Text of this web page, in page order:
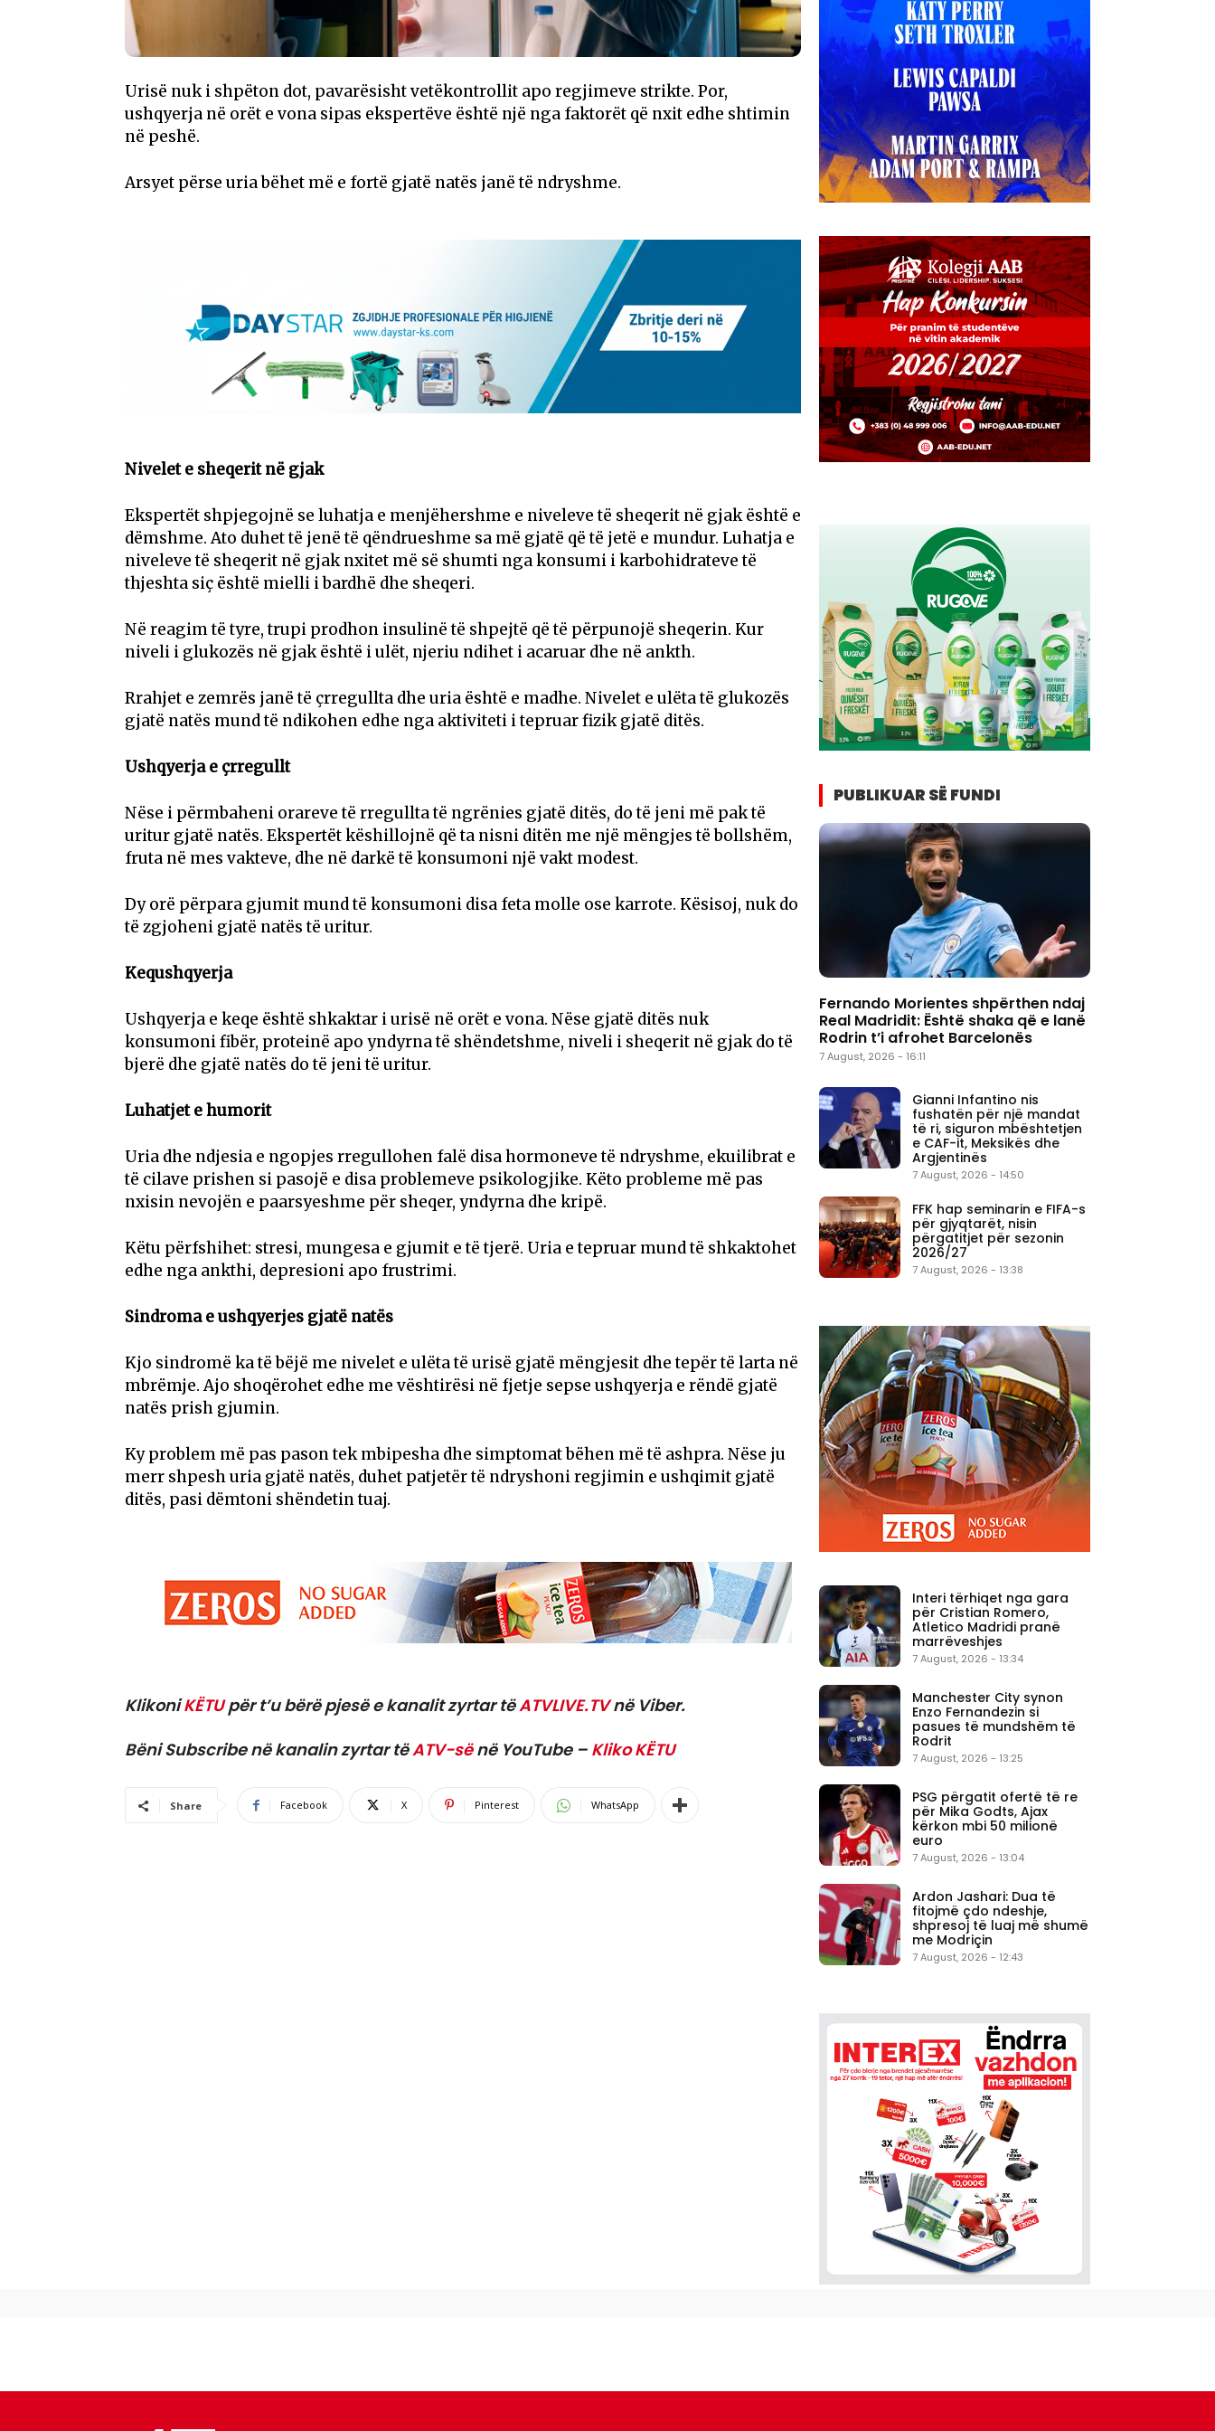
Urisë nuk i shpëton dot, pavarësisht vetëkontrollit apo regjimeve strikte. Por,
ushqyerja në orët e vona sipas ekspertëve është një nga faktorët që nxit edhe shtimin
në peshë.
Arsyet përse uria bëhet më e fortë gjatë natës janë të ndryshme.
Nivelet e sheqerit në gjak
Ekspertët shpjegojnë se luhatja e menjëhershme e niveleve të sheqerit në gjak është e
dëmshme. Ato duhet të jenë të qëndrueshme sa më gjatë që të jetë e mundur. Luhatja e
niveleve të sheqerit në gjak nxitet më së shumti nga konsumi i karbohidrateve të
thjeshta siç është mielli i bardhë dhe sheqeri.
Në reagim të tyre, trupi prodhon insulinë të shpejtë që të përpunojë sheqerin. Kur
niveli i glukozës në gjak është i ulët, njeriu ndihet i acaruar dhe në ankth.
Rrahjet e zemrës janë të çrregullta dhe uria është e madhe. Nivelet e ulëta të glukozës
gjatë natës mund të ndikohen edhe nga aktiviteti i tepruar fizik gjatë ditës.
Ushqyerja e çrregullt
Nëse i përmbaheni orareve të rregullta të ngrënies gjatë ditës, do të jeni më pak të
uritur gjatë natës. Ekspertët këshillojnë që ta nisni ditën me një mëngjes të bollshëm,
fruta në mes vakteve, dhe në darkë të konsumoni një vakt modest.
Dy orë përpara gjumit mund të konsumoni disa feta molle ose karrote. Kësisoj, nuk do
të zgjoheni gjatë natës të uritur.
Kequshqyerja
Ushqyerja e keqe është shkaktar i urisë në orët e vona. Nëse gjatë ditës nuk
konsumoni fibër, proteinë apo yndyrna të shëndetshme, niveli i sheqerit në gjak do të
bjerë dhe gjatë natës do të jeni të uritur.
Luhatjet e humorit
Uria dhe ndjesia e ngopjes rregullohen falë disa hormoneve të ndryshme, ekuilibrat e
të cilave prishen si pasojë e disa problemeve psikologjike. Këto probleme më pas
nxisin nevojën e paarsyeshme për sheqer, yndyrna dhe kripë.
Këtu përfshihet: stresi, mungesa e gjumit e të tjerë. Uria e tepruar mund të shkaktohet
edhe nga ankthi, depresioni apo frustrimi.
Sindroma e ushqyerjes gjatë natës
Kjo sindromë ka të bëjë me nivelet e ulëta të urisë gjatë mëngjesit dhe tepër të larta në
mbrëmje. Ajo shoqërohet edhe me vështirësi në fjetje sepse ushqyerja e rëndë gjatë
natës prish gjumin.
Ky problem më pas pason tek mbipesha dhe simptomat bëhen më të ashpra. Nëse ju
merr shpesh uria gjatë natës, duhet patjetër të ndryshoni regjimin e ushqimit gjatë
ditës, pasi dëmtoni shëndetin tuaj.
KlikoniKËTUpër t’u bërë pjesë e kanalit zyrtar tëATVLIVE.TVnë Viber.
Bëni Subscribe në kanalin zyrtar tëATV-sënë YouTube – Kliko KËTU
Share Facebook X Pinterest WhatsApp
PUBLIKUAR SË FUNDI
Fernando Morientes shpërthen ndaj
Real Madridit: Është shaka që e lanë
Rodrin t’i afrohet Barcelonës
7 August, 2026 - 16:11
Gianni Infantino nis
fushatën për një mandat
të ri, siguron mbështetjen
e CAF-it, Meksikës dhe
Argjentinës
7 August, 2026 - 14:50
FFK hap seminarin e FIFA-s
për gjyqtarët, nisin
përgatitjet për sezonin
2026/27
7 August, 2026 - 13:38
Interi tërhiqet nga gara
për Cristian Romero,
Atletico Madridi pranë
marrëveshjes
7 August, 2026 - 13:34
Manchester City synon
Enzo Fernandezin si
pasues të mundshëm të
Rodrit
7 August, 2026 - 13:25
PSG përgatit ofertë të re
për Mika Godts, Ajax
kërkon mbi 50 milionë
euro
7 August, 2026 - 13:04
Ardon Jashari: Dua të
fitojmë çdo ndeshje,
shpresoj të luaj më shumë
me Modriçin
7 August, 2026 - 12:43